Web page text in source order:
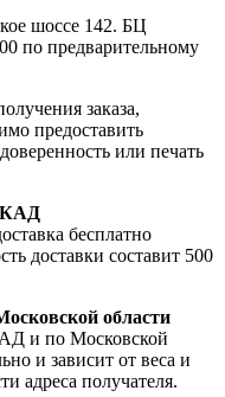
шоссе 142. БЦ
по предварительному
заказа,
предоставить
или печать
бесплатно
доставки составит 500
области
и по Московской
и зависит от веса и
адреса получателя.